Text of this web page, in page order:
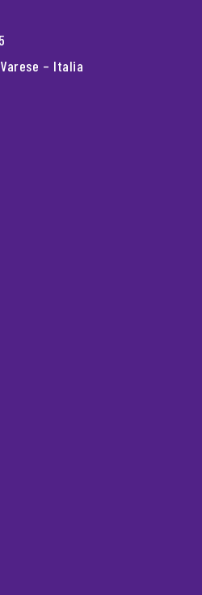
– Italia